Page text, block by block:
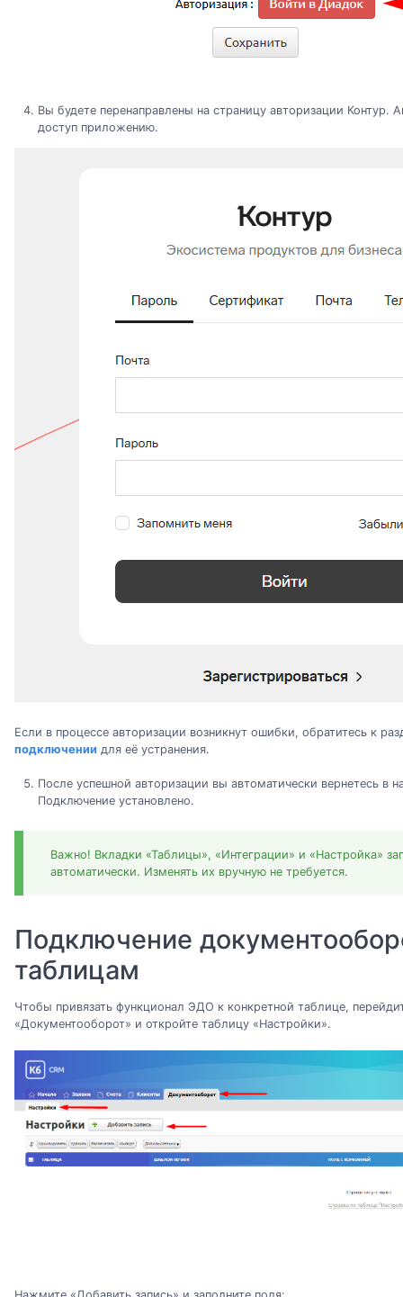
Вы будете перенаправлены на страницу авторизации Контур.
доступ приложению.
Если в процессе авторизации возникнут ошибки, обратитесь к
подключении для её устранения.
После успешной авторизации вы автоматически вернетесь в
Подключение установлено.
Важно! Вкладки «Таблицы», «Интеграции» и «Настройка»
автоматически. Изменять их вручную не требуется.
Подключение
таблицам
Чтобы привязать функционал ЭДО к конкретной таблице,
«Документооборот» и откройте таблицу «Настройки».